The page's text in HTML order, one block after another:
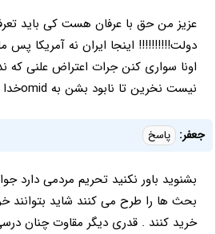
عزیز من حق با عرفان هست کی باید
دولت!!!!!!!!!! اینجا ایران نه آمریکا پس
اونا سواری کنن جرات اعتراض علنی که
نیست نخرین تا نابود بشن به omidخدا
جعفر: پاسخ
بشنوید باور نکنید تحریم مردمی دارد
بحث ها را طرح می کنند شاید بتوانند
خرید کنند . قدری دیگر مقاوت چنان